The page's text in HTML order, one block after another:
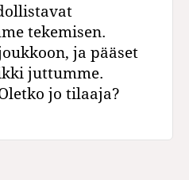
tekemisen.
ja pääset
juttumme.
jo tilaaja?